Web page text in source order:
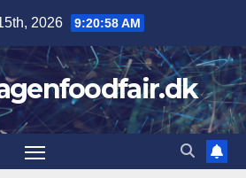
2026 9:20:59 AM